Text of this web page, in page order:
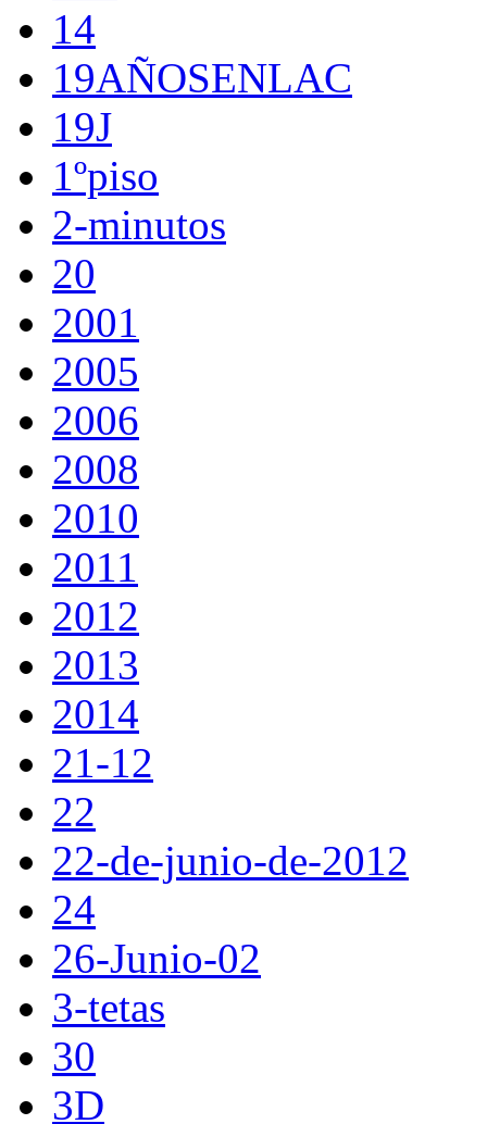
14
19AÑOSENLAC
19J
1ºpiso
2-minutos
20
2001
2005
2006
2008
2010
2011
2012
2013
2014
21-12
22
22-de-junio-de-2012
24
26-Junio-02
3-tetas
30
3D